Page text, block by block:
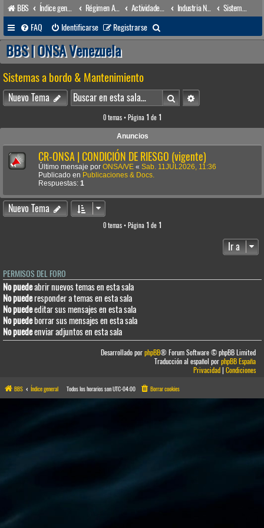
BBS Índice general Régimen Acuático venezolano Actividades conexas Industria Naval
FAQ
Identificarse Registrarse
u
a
r
BBS | ONSA Venezuela
Sistemas a bordo & Mantenimiento
Nuevo Tema BuscarBúsqueda avanzada
0 temas • Página 1 de 1
Anuncios
CR-ONSA | CONDICIÓN DE RIESGO (vigente)
Último mensaje por ONSA/VE « Sab. 11JUL2026, 11:36
Publicado en Publicaciones & Docs.
Respuestas: 1
Nuevo Tema
0 temas • Página 1 de 1
Ir a
PERMISOS DEL FORO
No puedeabrir nuevos temas en esta sala
No puederesponder a temas en esta sala
No puedeeditar sus mensajes en esta sala
No puedeborrar sus mensajes en esta sala
No puedeenviar adjuntos en esta sala
Desarrollado porphpBB® Forum Software © phpBB Limited
Traducción al español porphpBB España
Privacidad|Condiciones
BBS Índice general Todos los horarios sonUTC-04:00 Borrar cookies